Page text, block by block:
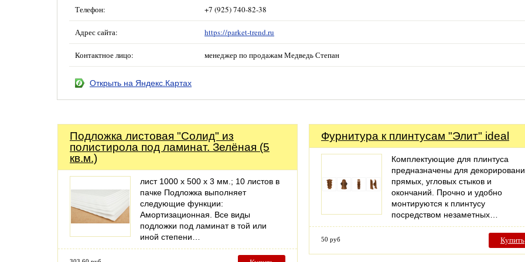
Телефон: +7 (925) 740-82-38
Адрес сайта: https://parket-trend.ru
Контактное лицо: менеджер по продажам Медведь Степан
Открыть на Яндекс.Картах
Подложка листовая "Солид" из
полистирола под ламинат. Зелёная (5
кв.м.)
лист 1000 x 500 x 3 мм.; 10 листов в
пачке Подложка выполняет
следующие функции:
Амортизационная. Все виды
подложки под ламинат в той или
иной степени…
Фурнитура к плинтусам "Элит" ideal
Комплектующие для плинтуса
предназначены для
прямых, угловых стыков и
окончаний. Прочно и удобно
монтируются к плинтусу
посредством незаметных…
50 руб Купить